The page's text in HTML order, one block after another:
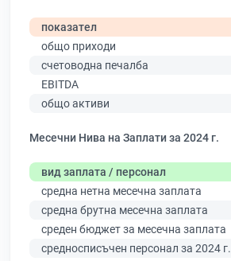
показател
общо приходи
счетоводна печалба
EBITDA
общо активи
Месечни Нива на Заплати за 2024 г.
вид заплата / персонал
средна нетна месечна заплата
средна брутна месечна заплата
среден бюджет за месечна заплата
средносписъчен персонал за 2024 г.